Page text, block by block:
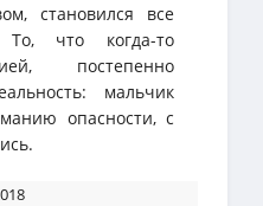
становился все
что когда-то
постепенно
мальчик
опасности, с